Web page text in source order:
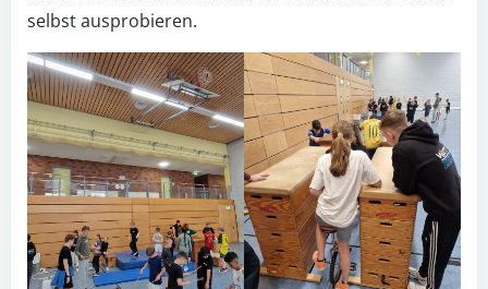
selbst ausprobieren.